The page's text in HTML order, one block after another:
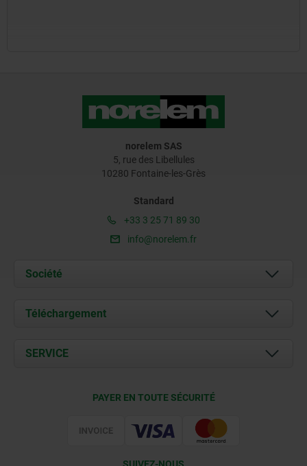
norelem SAS
5, rue des Libellules
10280 Fontaine-les-Grès
Standard
+33 3 25 71 89 30
info@norelem.fr
Société
À propos de nous
Contact
Téléchargement
Documents
SERVICE
PAYER EN TOUTE SÉCURITÉ